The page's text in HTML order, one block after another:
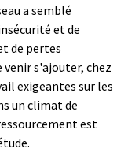
a semblé
et de
de pertes
s'ajouter, chez
exigeantes sur les
un climat de
est